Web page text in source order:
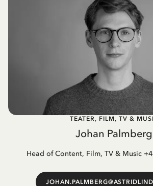
TEATER, FILM, TV &
Johan Palmberg
Head of Content, Film, TV & Music